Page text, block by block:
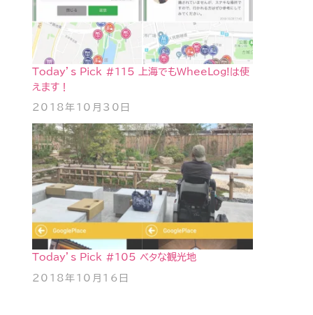
Today’s Pick #115 上海でもWheeLog!は使
えます！
2018年10月30日
Today’s Pick #105 ベタな観光地
2018年10月16日